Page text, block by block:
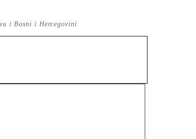
i Bosni i Hercegovini